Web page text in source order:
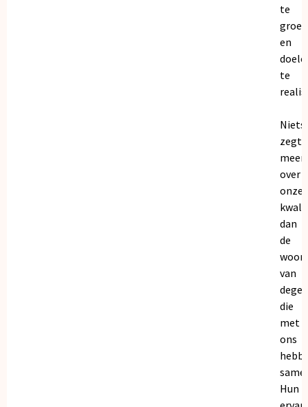
te
en
te
Niets
zegt
meer
over
onze
dan
de
van
die
met
ons
Hun